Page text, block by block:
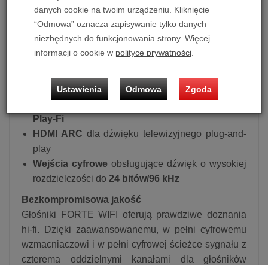
niskotonowy ze specjalną 2-warstwową
membraną i układem silnika o bardzo niskim
poziomie zniekształceń
Strumieniowanie Wi-Fizapewniające wysoką
Spotify Connect, Chromecast)
Play-Fi
HDMI ARC dla dźwięku telewizyjnego plug-and-
play
Wejścia cyfrowe obsługujące dźwięk o wysokiej
rozdzielczości do 24 bitów/96 kHz
Bezkompromisowa jakość
Głośniki FORTE WIFI oferują prawdziwe doznania
hi-fi. Dzięki zaawansowanemu, w pełni cyfrowemu
wzmacniaczowi i w pełni cyfrowej ścieżce sygnału z
czterema oddzielnymi kanałami dla głośników
danych cookie na twoim urządzeniu. Kliknięcie
“Odmowa” oznacza zapisywanie tylko danych
niezbędnych do funkcjonowania strony. Więcej
informacji o cookie w polityce prywatności
Ustawienia Odmowa Zgoda